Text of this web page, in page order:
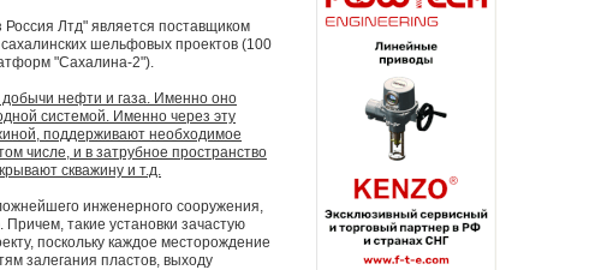
Лтд" является поставщиком
шельфовых проектов (100
"Сахалина-2").
нефти и газа. Именно оно
системой. Именно через эту
поддерживают необходимое
числе, и в затрубное пространство
скважину и т.д.
инженерного сооружения,
такие установки зачастую
поскольку каждое месторождение
залегания пластов, выходу